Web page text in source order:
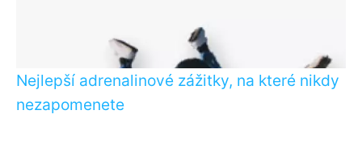
Nejlepší adrenalinové zážitky, na které nikdy
nezapomenete